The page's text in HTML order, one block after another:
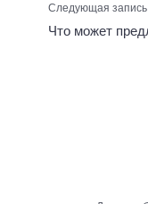
Следующая запись
Что может